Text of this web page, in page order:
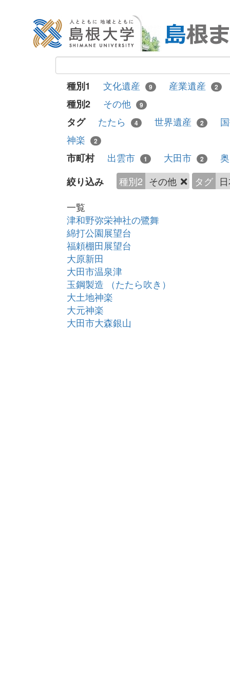
種別1 文化遺産 9 産業遺産 2
種別2 その他 9
タグ たたら 4 世界遺産 2
神楽
2
市町村 出雲市 1 大田市 2
絞り込み
種別2 その他 タグ
一覧
津和野弥栄神社の鷺舞
綿打公園展望台
福頼棚田展望台
大原新田
大田市温泉津
玉鋼製造 （たたら吹き）
大土地神楽
大元神楽
大田市大森銀山